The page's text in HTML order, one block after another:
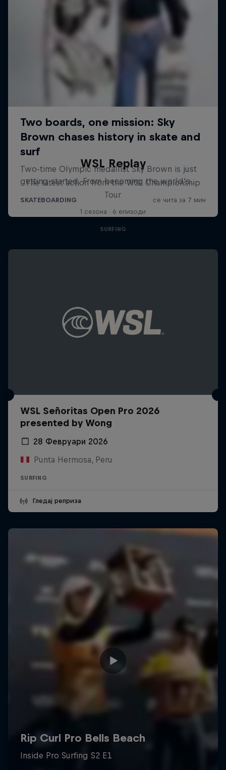
WSL Replay
The latest action from the WSL Championship
Tour
1 сезона · 6 епизоди
SURFING
WSL Señoritas Open Pro 2026
presented by Wong
28 Февруари 2026
Punta Hermosa, Peru
SURFING
Гледај реприза